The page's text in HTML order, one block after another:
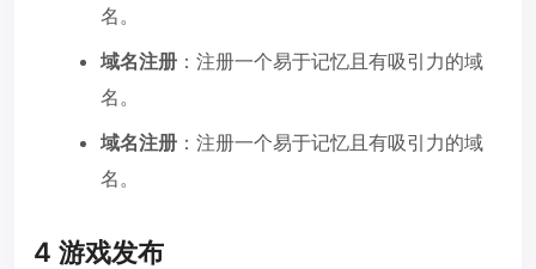
名。
域名注册 ：注册一个易于记忆且有吸引力的域
名。
域名注册 ：注册一个易于记忆且有吸引力的域
名。
4 游戏发布